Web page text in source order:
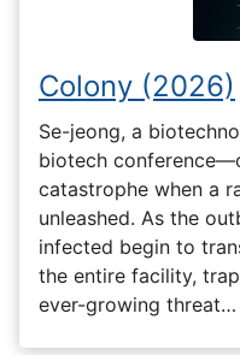
Colony (2026)
Se-jeong, a
biotech
catastrophe when a
unleashed. As the
infected begin to
the entire facility,
ever-growing threat…